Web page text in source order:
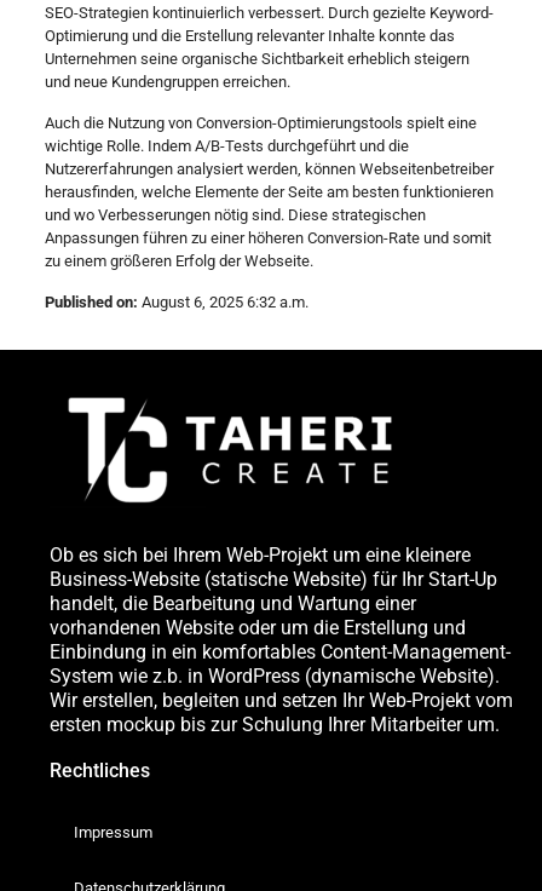
SEO-Strategien kontinuierlich verbessert. Durch gezielte Keyword-
Optimierung und die Erstellung relevanter Inhalte konnte das
Unternehmen seine organische Sichtbarkeit erheblich steigern
und neue Kundengruppen erreichen.
Auch die Nutzung von Conversion-Optimierungstools spielt eine
wichtige Rolle. Indem A/B-Tests durchgeführt und die
Nutzererfahrungen analysiert werden, können Webseitenbetreiber
herausfinden, welche Elemente der Seite am besten funktionieren
und wo Verbesserungen nötig sind. Diese strategischen
Anpassungen führen zu einer höheren Conversion-Rate und somit
zu einem größeren Erfolg der Webseite.
Published on: August 6, 2025 6:32 a.m.
Ob es sich bei Ihrem Web-Projekt um eine kleinere
Business-Website (statische Website) für Ihr Start-Up
handelt, die Bearbeitung und Wartung einer
vorhandenen Website oder um die Erstellung und
Einbindung in ein komfortables Content-Management-
System wie z.b. in WordPress (dynamische Website).
Wir erstellen, begleiten und setzen Ihr Web-Projekt vom
ersten mockup bis zur Schulung Ihrer Mitarbeiter um.
Rechtliches
Impressum